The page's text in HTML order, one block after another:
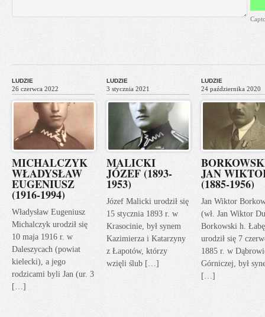
LUDZIE
26 czerwca 2022
MICHALCZYK
WŁADYSŁAW
EUGENIUSZ
(1916-1994)
Władysław Eugeniusz
Michalczyk urodził się
10 maja 1916 r. w
Daleszycach (powiat
kielecki), a jego
rodzicami byli Jan (ur. 3
[…]
LUDZIE
3 stycznia 2021
MALICKI
JÓZEF (1893-
1953)
Józef Malicki urodził się
15 stycznia 1893 r. w
Krasocinie, był synem
Kazimierza i Katarzyny
z Łapotów, którzy
wzięli ślub […]
LUDZIE
24 października 2020
JAN
(1885-1956)
Jan Wiktor
(wł. Jan Wiktor
Borkowski h.
urodził się 7
1885 r. w
Górniczej, był
[…]